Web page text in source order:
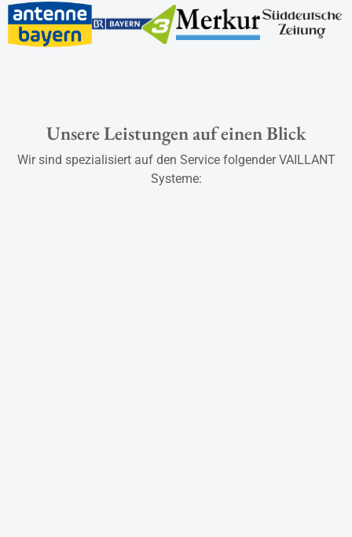
Unsere Leistungen auf einen Blick
Wir sind spezialisiert auf den Service folgender VAILLANT
Systeme: